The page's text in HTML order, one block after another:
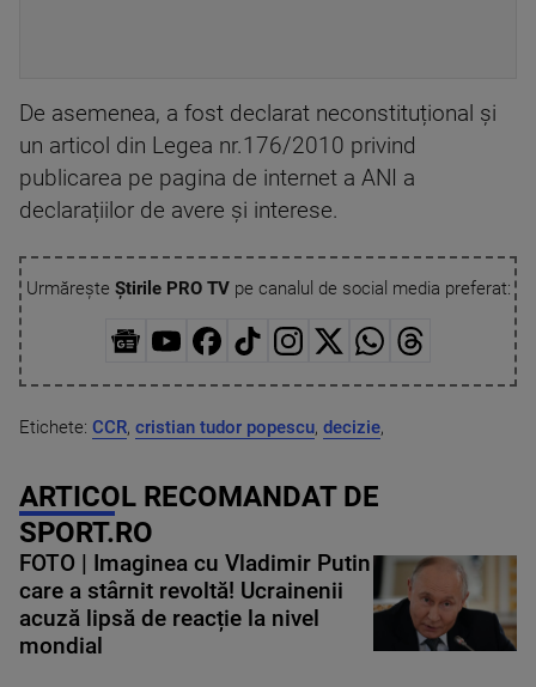
De asemenea, a fost declarat neconstituțional și
un articol din Legea nr.176/2010 privind
publicarea pe pagina de internet a ANI a
declarațiilor de avere și interese.
Urmărește Știrile PRO TVpe canalul de social media preferat:
Etichete: CCR, cristian tudor popescu, decizie,
ARTICOL RECOMANDAT DE
SPORT.RO
FOTO | Imaginea cu Vladimir Putin
care a stârnit revoltă! Ucrainenii
acuză lipsă de reacție la nivel
mondial